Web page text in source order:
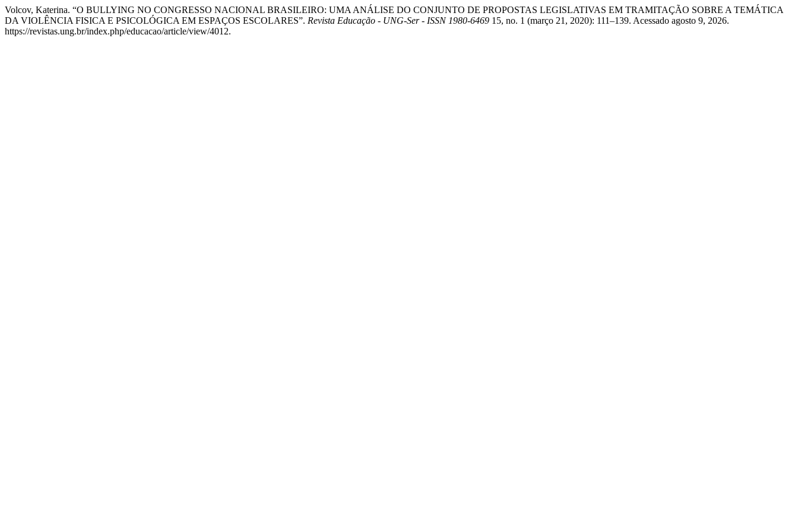
Volcov, Katerina. “O BULLYING NO CONGRESSO NACIONAL BRASILEIRO: UMA ANÁLISE DO CONJUNTO DE PROPOSTAS LEGISLATIVAS EM TRAMITAÇÃO SOBRE A TEMÁTICA
DA VIOLÊNCIA FISICA E PSICOLÓGICA EM ESPAÇOS ESCOLARES”. Revista Educação - UNG-Ser - ISSN 1980-6469 15, no. 1 (março 21, 2020): 111–139. Acessado agosto 9, 2026.
https://revistas.ung.br/index.php/educacao/article/view/4012.